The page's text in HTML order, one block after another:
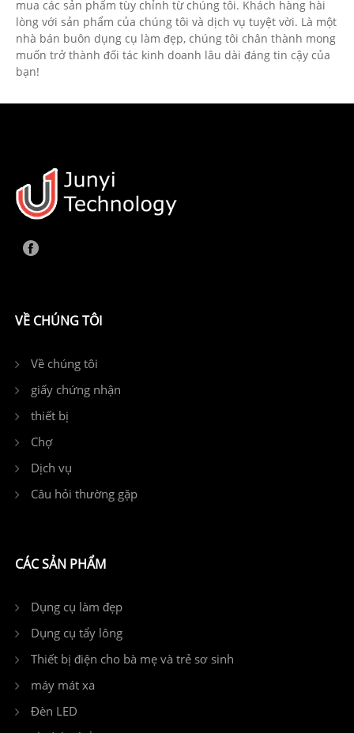
mua các sản phẩm tùy chỉnh từ chúng tôi. Khách hàng hài
lòng với sản phẩm của chúng tôi và dịch vụ tuyệt vời. Là một
nhà bán buôn dụng cụ làm đẹp, chúng tôi chân thành mong
muốn trở thành đối tác kinh doanh lâu dài đáng tin cậy của
bạn!
VỀ CHÚNG TÔI
Về chúng tôi
giấy chứng nhận
thiết bị
Chợ
Dịch vụ
Câu hỏi thường gặp
CÁC SẢN PHẨM
Dụng cụ làm đẹp
Dụng cụ tẩy lông
Thiết bị điện cho bà mẹ và trẻ sơ sinh
máy mát xa
Đèn LED